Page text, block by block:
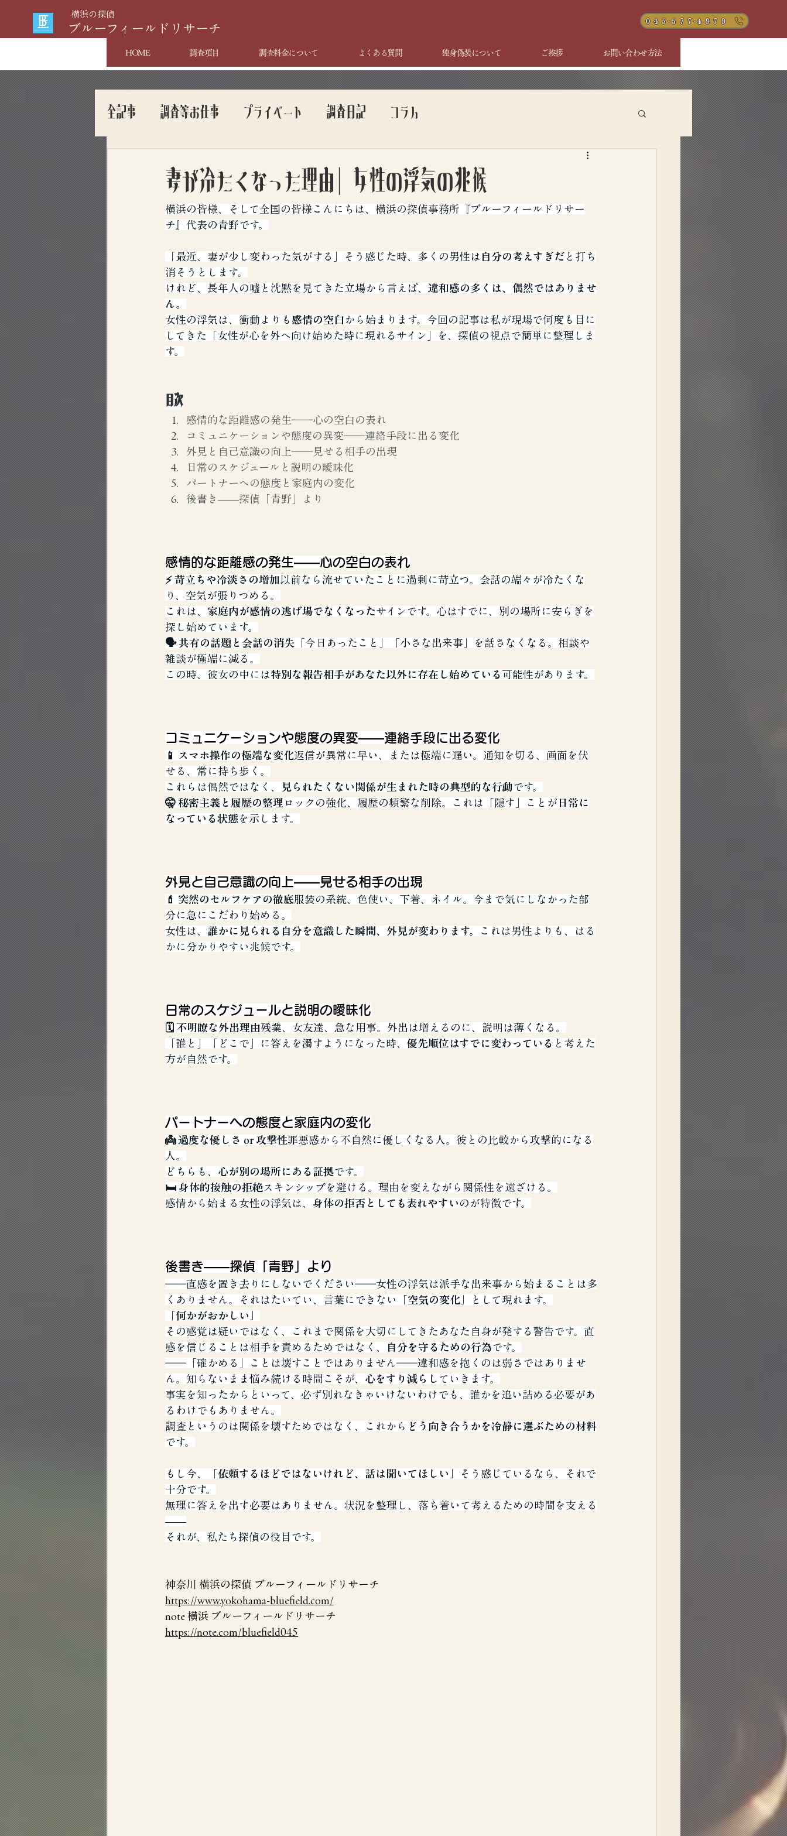
​横浜の探偵
​ブルーフィールドリサーチ
０４５-５７７-４９７９
HOME 調査項目 調査料金について よくある質問 独身偽装について ご挨拶 お問い合わせ方法
全記事 調査等お仕事 プライベート 調査日記 コラム
妻が冷たくなった理由｜女性の浮気の兆候
横浜の皆様、そして全国の皆様こんにちは、横浜の探偵事務所『ブルーフィールドリサー
チ』代表の青野です。
「最近、妻が少し変わった気がする」そう感じた時、多くの男性は 自分の考えすぎだ と打ち
消そうとします。
けれど、長年人の嘘と沈黙を見てきた立場から言えば、 違和感の多くは、偶然ではありませ
ん。
女性の浮気は、衝動よりも 感情の空白 から始まります。今回の記事は私が現場で何度も目に
してきた「女性が心を外へ向け始めた時に現れるサイン」を、探偵の視点で簡単に整理しま
す。
目次
感情的な距離感の発生――心の空白の表れ
コミュニケーションや態度の異変――連絡手段に出る変化
外見と自己意識の向上――見せる相手の出現
日常のスケジュールと説明の曖昧化
パートナーへの態度と家庭内の変化
後書き——探偵「青野」より
感情的な距離感の発生――心の空白の表れ
⚡️ 苛立ちや冷淡さの増加以前なら流せていたことに過剰に苛立つ。会話の端々が冷たくな
り、空気が張りつめる。
これは、 家庭内が感情の逃げ場でなくなったサインです。心はすでに、別の場所に安らぎを
探し始めています。
🗣️ 共有の話題と会話の消失 「今日あったこと」「小さな出来事」を話さなくなる。相談や
雑談が極端に減る。
この時、彼女の中には特別な報告相手があなた以外に存在し始めている 可能性があります。
コミュニケーションや態度の異変――連絡手段に出る変化
📱 スマホ操作の極端な変化返信が異常に早い、または極端に遅い。通知を切る、画面を伏
せる、常に持ち歩く。
これらは偶然ではなく、
見られたくない関係が生まれた時の典型的な行動です。
🤫 秘密主義と履歴の整理 ロックの強化、履歴の頻繁な削除。これは「隠す」ことが 日常に
なっている状態 を示します。
外見と自己意識の向上――見せる相手の出現
💄 突然のセルフケアの徹底服装の系統、色使い、下着、ネイル。今まで気にしなかった部
分に急にこだわり始める。
女性は、 誰かに見られる自分を意識した瞬間、外見が変わります。
これは男性よりも、はる
かに分かりやすい兆候です。
日常のスケジュールと説明の曖昧化
🗓️ 不明瞭な外出理由残業、女友達、急な用事。外出は増えるのに、説明は薄くなる。
「誰と」「どこで」に答えを濁すようになった時、 優先順位はすでに変わっている と考えた
方が自然です。
パートナーへの態度と家庭内の変化
👼 過度な優しさ or 攻撃性罪悪感から不自然に優しくなる人。彼との比較から攻撃的になる
人。
どちらも、 心が別の場所にある証拠です。
🛏️ 身体的接触の拒絶 スキンシップを避ける。理由を変えながら関係性を遠ざける。
感情から始まる女性の浮気は、 身体の拒否としても表れやすい のが特徴です。
後書き——探偵「青野」より
――直感を置き去りにしないでください――女性の浮気は派手な出来事から始まることは多
くありません。それはたいてい、言葉にできない
「空気の変化」
として現れます。
「何かがおかしい」
その感覚は疑いではなく、これまで関係を大切にしてきたあなた自身が発する警告です。直
感を信じることは相手を責めるためではなく、
自分を守るための行為です。
――「確かめる」ことは壊すことではありません――違和感を抱くのは弱さではありませ
ん。知らないまま悩み続ける時間こそが、 心をすり減らし ていきます。
事実を知ったからといって、必ず別れなきゃいけないわけでも、誰かを追い詰める必要があ
るわけでもありません。
調査というのは関係を壊すためではなく、これから どう向き合うかを冷静に選ぶための材料
です。
もし今、 「依頼するほどではないけれど、話は聞いてほしい」
そう感じているなら、それで
十分です。
無理に答えを出す必要はありません。状況を整理し、落ち着いて考えるための時間を支える
——
それが、私たち探偵の役目です。
神奈川 横浜の探偵 ブルーフィールドリサーチ
https://www.yokohama-bluefield.com/
note 横浜 ブルーフィールドリサーチ
https://note.com/bluefield045